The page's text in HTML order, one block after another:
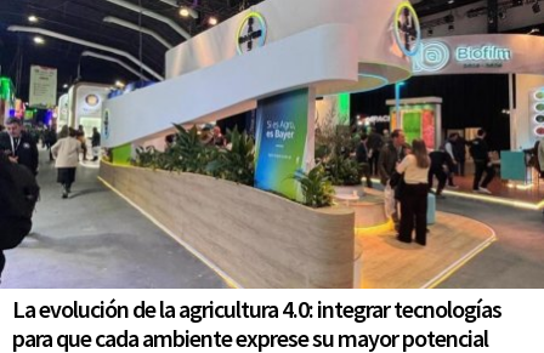
La evolución de la agricultura 4.0: integrar tecnologías
para que cada ambiente exprese su mayor potencial